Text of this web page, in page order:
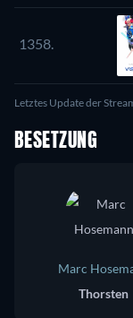
1358.
Letztes Update der
BESETZUNG
Marc
Thorsten